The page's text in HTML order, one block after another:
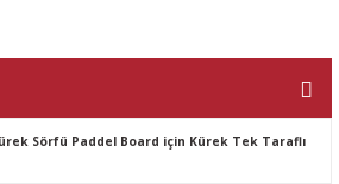
Sörfü Paddel Board için Kürek Tek Taraflı